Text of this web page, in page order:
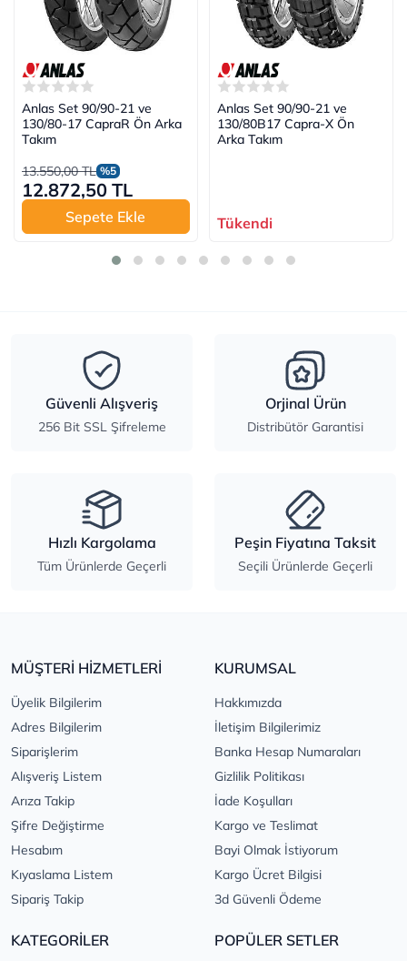
Anlas Set 90/90-21 ve
130/80-17 CapraR Ön Arka
Takım
13.550,00 TL %5
12.872,50 TL
Sepete Ekle
Anlas Set 90/90-21 ve
130/80B17 Capra-X Ön
Arka Takım
Tükendi
Güvenli Alışveriş
256 Bit SSL Şifreleme
Orjinal Ürün
Distribütör Garantisi
Hızlı Kargolama
Tüm Ürünlerde Geçerli
Peşin Fiyatına Taksit
Seçili Ürünlerde Geçerli
MÜŞTERİ HİZMETLERİ
Üyelik Bilgilerim
Adres Bilgilerim
Siparişlerim
Alışveriş Listem
Arıza Takip
Şifre Değiştirme
Hesabım
Kıyaslama Listem
Sipariş Takip
KURUMSAL
Hakkımızda
İletişim Bilgilerimiz
Banka Hesap Numaraları
Gizlilik Politikası
İade Koşulları
Kargo ve Teslimat
Bayi Olmak İstiyorum
Kargo Ücret Bilgisi
3d Güvenli Ödeme
KATEGORİLER POPÜLER SETLER